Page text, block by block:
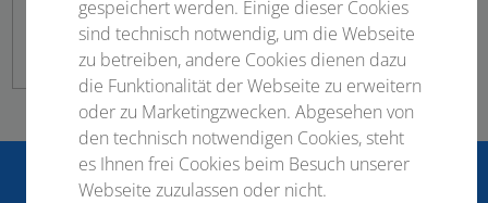
Datenschutz|Impressum
gespeichert werden. Einige dieser Cookies
sind technisch notwendig, um die Webseite
zu betreiben, andere Cookies dienen dazu
die Funktionalität der Webseite zu erweitern
oder zu Marketingzwecken. Abgesehen von
den technisch notwendigen Cookies, steht
es Ihnen frei Cookies beim Besuch unserer
Webseite zuzulassen oder nicht.